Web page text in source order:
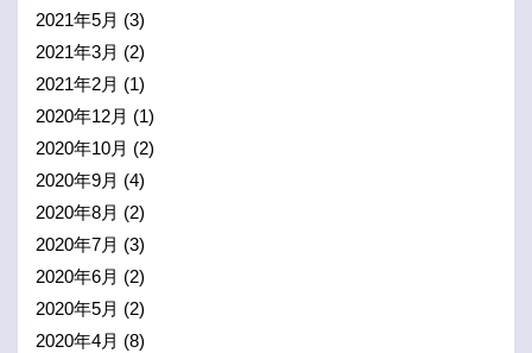
2021年5月 (3)
2021年3月 (2)
2021年2月 (1)
2020年12月 (1)
2020年10月 (2)
2020年9月 (4)
2020年8月 (2)
2020年7月 (3)
2020年6月 (2)
2020年5月 (2)
2020年4月 (8)